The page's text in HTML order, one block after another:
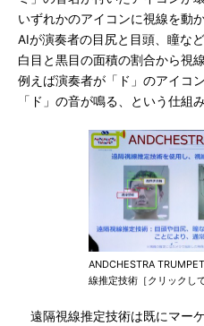
いずれかのアイコンに視線を動
AIが演奏者の目尻と目頭、瞳な
白目と黒目の面積の割合から視
例えば演奏者が「ド」のアイコ
「ド」の音が鳴る、という仕組み
ANDCHESTRA
線推定技術［クリックし
遠隔視線推定技術は既にマー